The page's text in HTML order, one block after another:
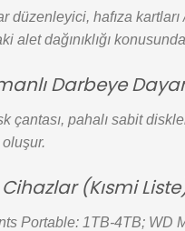
düzenleyici, hafıza
alet dağınıklığı
Darbeye
çantası, pahalı sabit
(Kısmi
Portable: 1TB-4TB; WD